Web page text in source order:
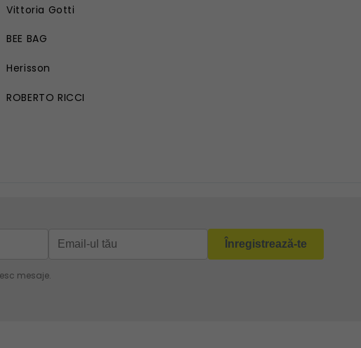
Vittoria Gotti
BEE BAG
Herisson
ROBERTO RICCI